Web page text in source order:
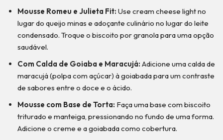
Mousse Romeu e Julieta Fit: Use cream cheese light no
lugar do queijo minas e adoçante culinário no lugar do leite
condensado. Troque o biscoito por granola para uma opção
saudável.
Com Calda de Goiaba e Maracujá: Adicione uma calda de
maracujá (polpa com açúcar) à goiabada para um contraste
de sabores entre o doce e o ácido.
Mousse com Base de Torta: Faça uma base com biscoito
triturado e manteiga, pressionando no fundo de uma forma.
Adicione o creme e a goiabada como cobertura.